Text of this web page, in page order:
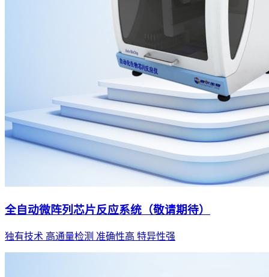
全自动微阵列芯片反应系统（敬请期待）
独有技术 高通量检测 准确性高 特异性强